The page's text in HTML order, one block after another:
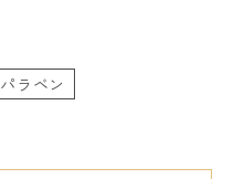
パラベン